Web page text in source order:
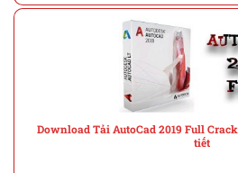
Download Tải AutoCad 2019 Full
tiết